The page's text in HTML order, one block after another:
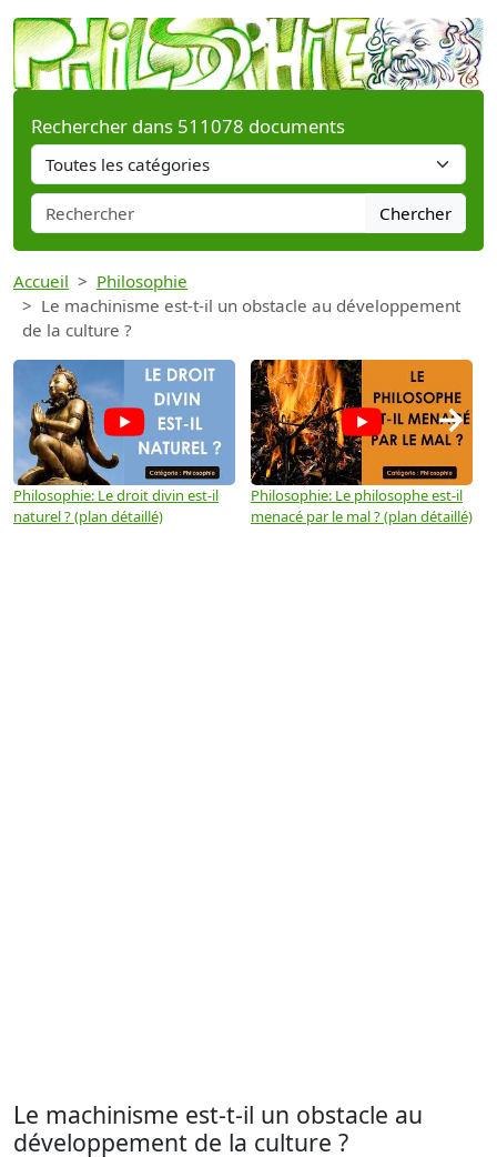
Rechercher dans 511078 documents
Chercher
Accueil
Philosophie
Le machinisme est-t-il un obstacle au développement
de la culture ?
Philosophie: Le droit divin est-il
naturel ? (plan détaillé)
Philosophie: Le philosophe est-il
menacé par le mal ? (plan détaillé)
→
Le machinisme est-t-il un obstacle au
développement de la culture ?